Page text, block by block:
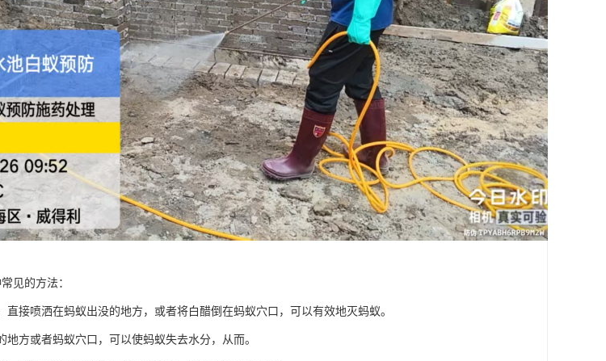
见的方法：
直接喷洒在蚂蚁出没的地方，或者将白醋倒在蚂蚁穴口，可以有效地灭蚂蚁。
方或者蚂蚁穴口，可以使蚂蚁失去水分，从而。